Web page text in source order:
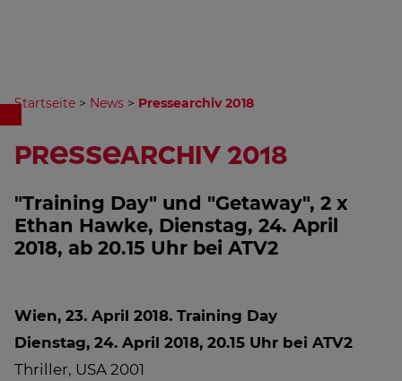
Startseite > News > Pressearchiv 2018
Pressearchiv 2018
"Training Day" und "Getaway", 2 x
Ethan Hawke, Dienstag, 24. April
2018, ab 20.15 Uhr bei ATV2
Wien, 23. April 2018. Training Day
Dienstag, 24. April 2018, 20.15 Uhr bei ATV2
Thriller, USA 2001